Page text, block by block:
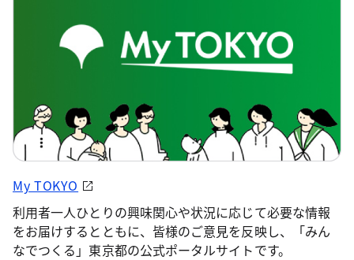
My TOKYO
利用者一人ひとりの興味関心や状況に応じて必要な情報
をお届けするとともに、皆様のご意見を反映し、「みん
なでつくる」東京都の公式ポータルサイトです。